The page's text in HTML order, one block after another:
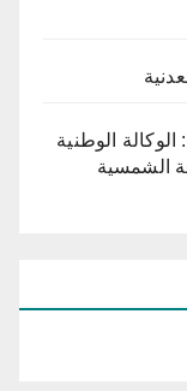
الوطنية
الشمسية